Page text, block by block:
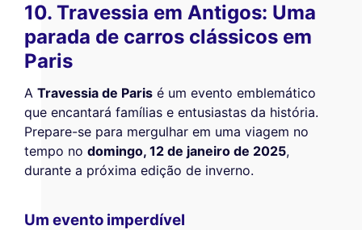
10. Travessia em Antigos: Uma
parada de carros clássicos em
Paris
A Travessia de Paris é um evento emblemático
que encantará famílias e entusiastas da história.
Prepare-se para mergulhar em uma viagem no
tempo no domingo, 12 de janeiro de 2025,
durante a próxima edição de inverno.
Um evento imperdível